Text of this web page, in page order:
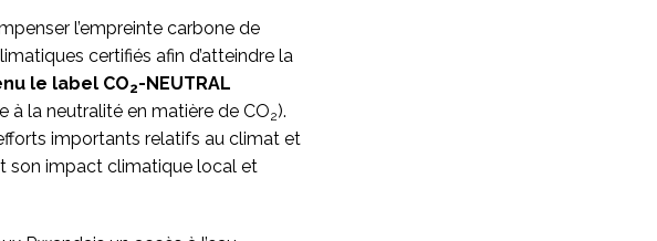
l’empreinte carbone de
certifiés afin d’atteindre la
le label CO2-NEUTRAL
à la neutralité en matière de CO2).
importants relatifs au climat et
son impact climatique local et